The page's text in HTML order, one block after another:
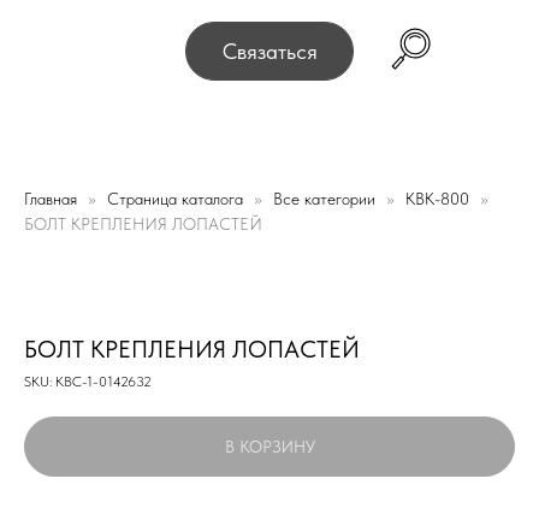
Связаться
Офис и склад теперь по адресу 220075, г.
Главная Страница каталога Все категории
KBK-800
БОЛТ КРЕПЛЕНИЯ ЛОПАСТЕЙ
БОЛТ КРЕПЛЕНИЯ ЛОПАСТЕЙ
SKU: КВС-1-0142632
В КОРЗИНУ